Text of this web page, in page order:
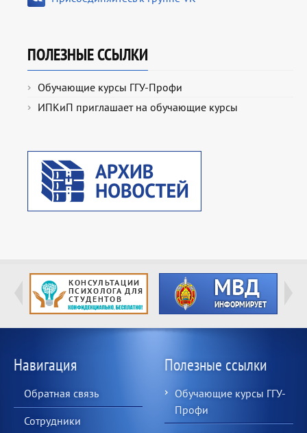
ПОЛЕЗНЫЕ ССЫЛКИ
Обучающие курсы ГГУ-Профи
ИПКиП приглашает на обучающие курсы
Навигация
Обратная связь
Сотрудники
Полезные ссылки
Обучающие курсы ГГУ-
Профи